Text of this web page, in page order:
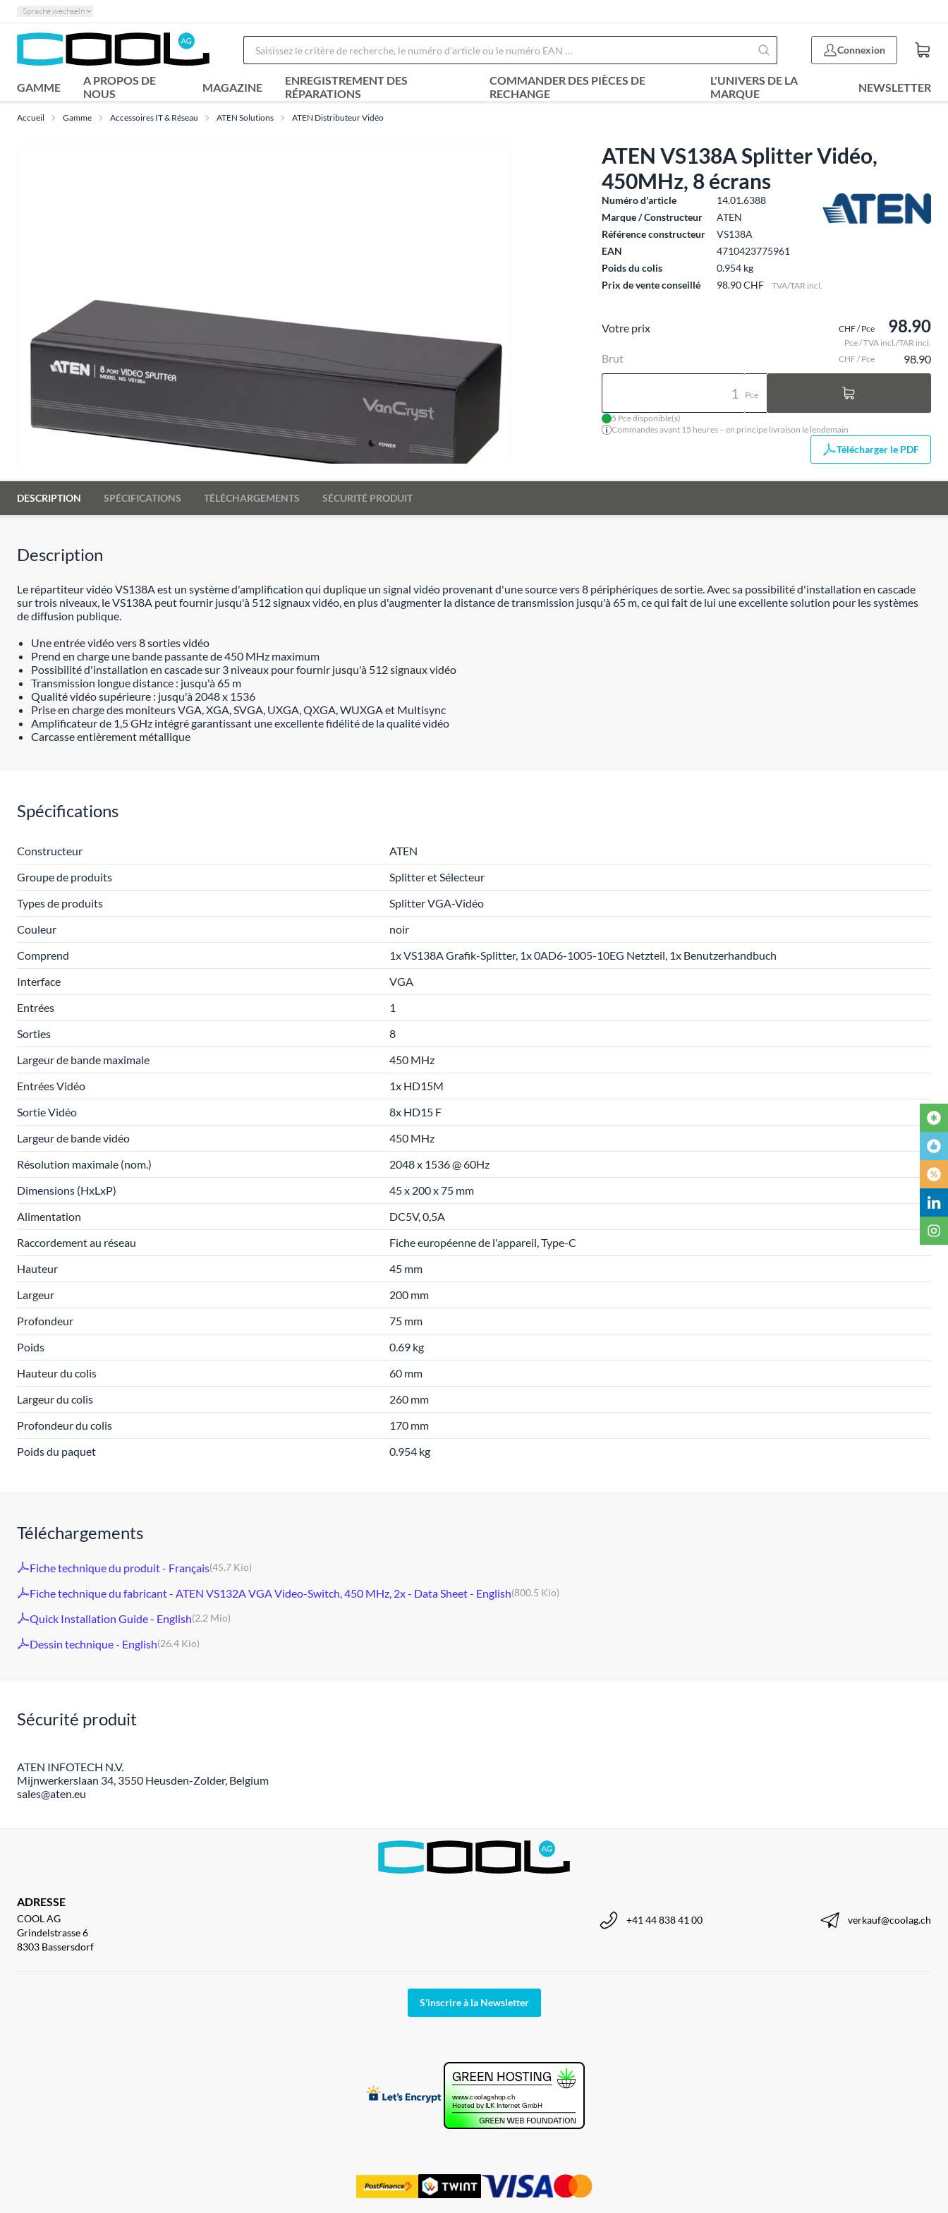
Sprache wechseln
Connexion
GAMME
A PROPOS DE
NOUS
MAGAZINE
ENREGISTREMENT DES
RÉPARATIONS
COMMANDER DES PIÈCES DE
RECHANGE
L'UNIVERS DE LA
MARQUE
NEWSLETTER
Accueil Gamme Accessoires IT & Réseau ATEN Solutions ATEN Distributeur Vidéo
ATEN VS138A Splitter Vidéo,
450MHz, 8 écrans
Numéro d'article
14.01.6388
Marque / Constructeur
ATEN
Référence constructeur
VS138A
EAN
4710423775961
Poids du colis
0.954 kg
Prix de vente conseillé
98.90 CHF TVA/TAR incl.
Votre prix CHF / Pce 98.90
Pce / TVA incl./TAR incl.
Brut CHF / Pce 98.90
Pce
5 Pce disponible(s)
Commandes avant 15 heures – en principe livraison le lendemain
Télécharger le PDF
DESCRIPTION SPÉCIFICATIONS TÉLÉCHARGEMENTS SÉCURITÉ PRODUIT
Description
Le répartiteur vidéo VS138A est un système d'amplification qui duplique un signal vidéo provenant d'une source vers 8 périphériques de sortie. Avec sa possibilité d'installation en cascade
sur trois niveaux, le VS138A peut fournir jusqu'à 512 signaux vidéo, en plus d'augmenter la distance de transmission jusqu'à 65 m, ce qui fait de lui une excellente solution pour les systèmes
de diffusion publique.
Une entrée vidéo vers 8 sorties vidéo
Prend en charge une bande passante de 450 MHz maximum
Possibilité d'installation en cascade sur 3 niveaux pour fournir jusqu'à 512 signaux vidéo
Transmission longue distance : jusqu'à 65 m
Qualité vidéo supérieure : jusqu'à 2048 x 1536
Prise en charge des moniteurs VGA, XGA, SVGA, UXGA, QXGA, WUXGA et Multisync
Amplificateur de 1,5 GHz intégré garantissant une excellente fidélité de la qualité vidéo
Carcasse entièrement métallique
Spécifications
Constructeur
ATEN
Groupe de produits
Splitter et Sélecteur
Types de produits
Splitter VGA-Vidéo
Couleur
noir
Comprend
1x VS138A Grafik-Splitter, 1x 0AD6-1005-10EG Netzteil, 1x Benutzerhandbuch
Interface
VGA
Entrées
1
Sorties
8
Largeur de bande maximale
450 MHz
Entrées Vidéo
1x HD15M
Sortie Vidéo
8x HD15 F
Largeur de bande vidéo
450 MHz
Résolution maximale (nom.)
2048 x 1536 @ 60Hz
Dimensions (HxLxP)
45 x 200 x 75 mm
Alimentation
DC5V, 0,5A
Raccordement au réseau
Fiche européenne de l'appareil, Type-C
Hauteur
45 mm
Largeur
200 mm
Profondeur
75 mm
Poids
0.69 kg
Hauteur du colis
60 mm
Largeur du colis
260 mm
Profondeur du colis
170 mm
Poids du paquet
0.954 kg
Téléchargements
Fiche technique du produit - Français(45.7 Kio)
Fiche technique du fabricant - ATEN VS132A VGA Video-Switch, 450 MHz, 2x - Data Sheet - English(800.5 Kio)
Quick Installation Guide - English(2.2 Mio)
Dessin technique - English(26.4 Kio)
Sécurité produit
ATEN INFOTECH N.V.
Mijnwerkerslaan 34, 3550 Heusden-Zolder, Belgium
sales@aten.eu
ADRESSE
COOL AG
Grindelstrasse 6
8303 Bassersdorf
+41 44 838 41 00 verkauf@coolag.ch
S'inscrire à la Newsletter